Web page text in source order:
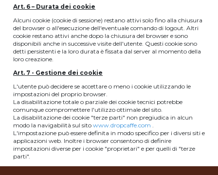
Art. 6 – Durata dei cookie
Alcuni cookie (cookie di sessione) restano attivi solo fino alla chiusura
del browser o all'esecuzione dell'eventuale comando di logout. Altri
cookie restano attivi anche dopo la chiusura del browser e sono
disponibili anche in successive visite dell'utente. Questi cookie sono
detti persistenti e la loro durata è fissata dal server al momento della
loro creazione.
Art. 7 - Gestione dei cookie
L'utente può decidere se accettare o meno i cookie utilizzando le
impostazioni del proprio browser.
La disabilitazione totale o parziale dei cookie tecnici potrebbe
comunque compromettere l'utilizzo ottimale del sito.
La disabilitazione dei cookie "terze parti" non pregiudica in alcun
modo la navigabilità sul sito www.dropcaffe.com .
L'impostazione può essere definita in modo specifico per i diversi siti e
applicazioni web. Inoltre i browser consentono di definire
impostazioni diverse per i cookie "proprietari" e per quelli di "terze
parti".